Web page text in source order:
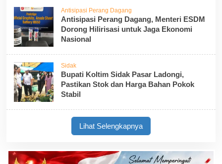
Antisipasi Perang Dagang
Antisipasi Perang Dagang, Menteri ESDM
Dorong Hilirisasi untuk Jaga Ekonomi
Nasional
Sidak
Bupati Koltim Sidak Pasar Ladongi,
Pastikan Stok dan Harga Bahan Pokok
Stabil
Lihat Selengkapnya